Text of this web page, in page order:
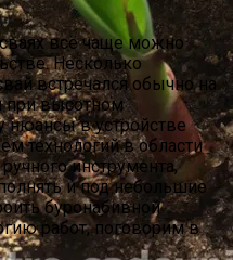
всё чаще можно
Несколько
встречался обычно на
высотном
нюансы в устройстве
технологий в области
инструмента,
и под небольшие
буронабивной
работ, поговорим в